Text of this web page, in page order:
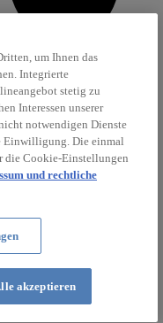
um Ihnen das
Integrierte
stetig zu
Interessen unserer
notwendigen Dienste
Einwilligung. Die einmal
Cookie-Einstellungen
und rechtliche
akzeptieren